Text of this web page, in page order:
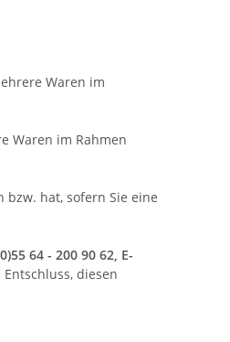
Waren im
Waren im Rahmen
hat, sofern Sie eine
64 - 200 90 62, E-
diesen